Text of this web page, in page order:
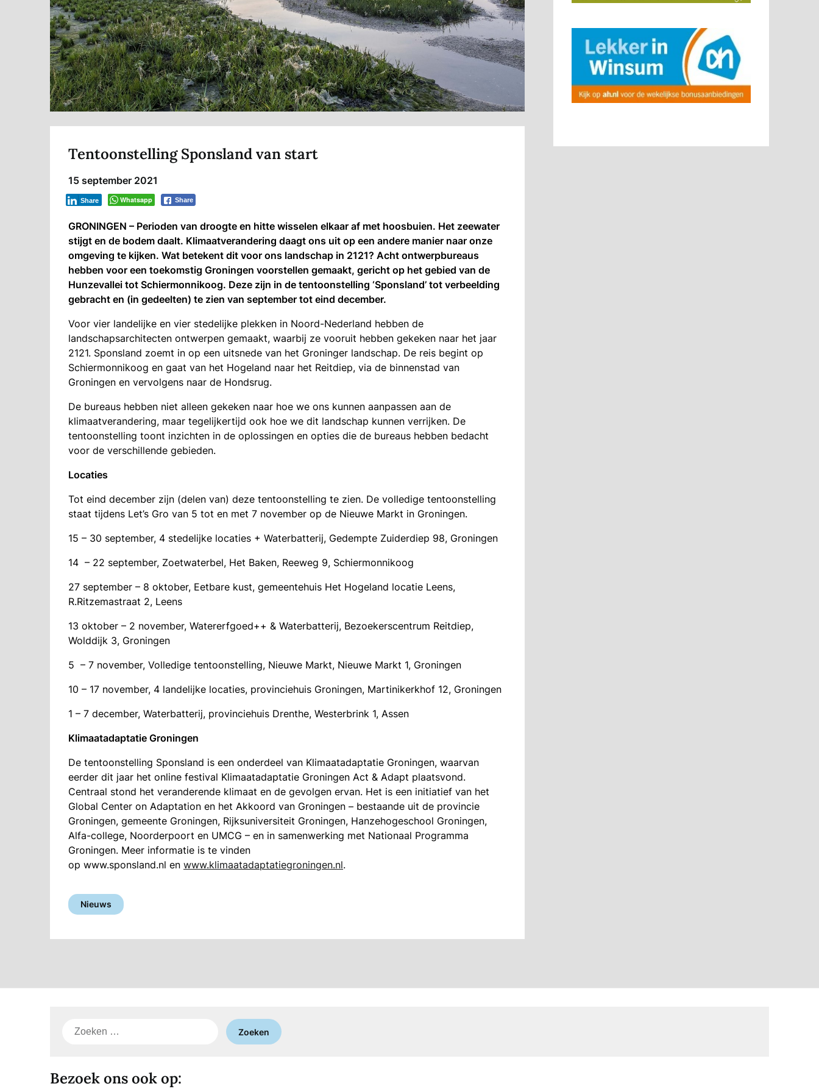
Tentoonstelling Sponsland van start
15 september 2021
Whatsapp Share
Share
GRONINGEN – Perioden van droogte en hitte wisselen elkaar af met hoosbuien. Het zeewater
stijgt en de bodem daalt. Klimaatverandering daagt ons uit op een andere manier naar onze
omgeving te kijken. Wat betekent dit voor ons landschap in 2121? Acht ontwerpbureaus
hebben voor een toekomstig Groningen voorstellen gemaakt, gericht op het gebied van de
Hunzevallei tot Schiermonnikoog. Deze zijn in de tentoonstelling ‘Sponsland’ tot verbeelding
gebracht en (in gedeelten) te zien van september tot eind december.
Voor vier landelijke en vier stedelijke plekken in Noord-Nederland hebben de
landschapsarchitecten ontwerpen gemaakt, waarbij ze vooruit hebben gekeken naar het jaar
2121. Sponsland zoemt in op een uitsnede van het Groninger landschap. De reis begint op
Schiermonnikoog en gaat van het Hogeland naar het Reitdiep, via de binnenstad van
Groningen en vervolgens naar de Hondsrug.
De bureaus hebben niet alleen gekeken naar hoe we ons kunnen aanpassen aan de
klimaatverandering, maar tegelijkertijd ook hoe we dit landschap kunnen verrijken. De
tentoonstelling toont inzichten in de oplossingen en opties die de bureaus hebben bedacht
voor de verschillende gebieden.
Locaties
Tot eind december zijn (delen van) deze tentoonstelling te zien. De volledige tentoonstelling
staat tijdens Let’s Gro van 5 tot en met 7 november op de Nieuwe Markt in Groningen.
15 – 30 september, 4 stedelijke locaties + Waterbatterij, Gedempte Zuiderdiep 98, Groningen
14 – 22 september, Zoetwaterbel, Het Baken, Reeweg 9, Schiermonnikoog
27 september – 8 oktober, Eetbare kust, gemeentehuis Het Hogeland locatie Leens,
R.Ritzemastraat 2, Leens
13 oktober – 2 november, Watererfgoed++ & Waterbatterij, Bezoekerscentrum Reitdiep,
Wolddijk 3, Groningen
5 – 7 november, Volledige tentoonstelling, Nieuwe Markt, Nieuwe Markt 1, Groningen
10 – 17 november, 4 landelijke locaties, provinciehuis Groningen, Martinikerkhof 12, Groningen
1 – 7 december, Waterbatterij, provinciehuis Drenthe, Westerbrink 1, Assen
Klimaatadaptatie Groningen
De tentoonstelling Sponsland is een onderdeel van Klimaatadaptatie Groningen, waarvan
eerder dit jaar het online festival Klimaatadaptatie Groningen Act & Adapt plaatsvond.
Centraal stond het veranderende klimaat en de gevolgen ervan. Het is een initiatief van het
Global Center on Adaptation en het Akkoord van Groningen – bestaande uit de provincie
Groningen, gemeente Groningen, Rijksuniversiteit Groningen, Hanzehogeschool Groningen,
Alfa-college, Noorderpoort en UMCG – en in samenwerking met Nationaal Programma
Groningen. Meer informatie is te vinden
op www.sponsland.nl en www.klimaatadaptatiegroningen.nl.
Nieuws
Zoeken
Bezoek ons ook op: